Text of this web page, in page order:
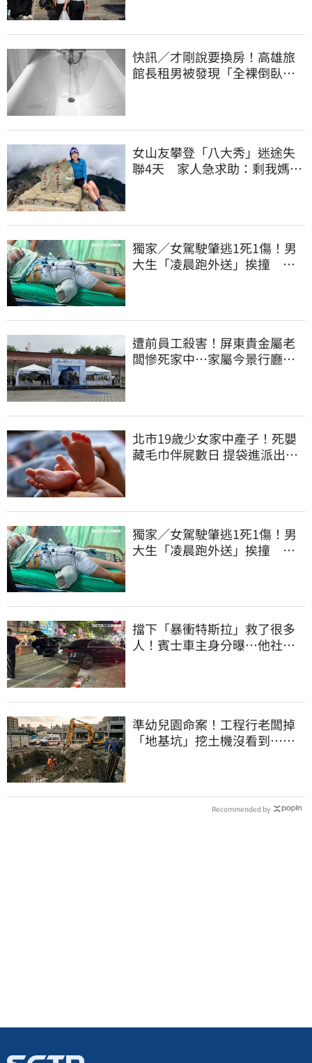
快訊／才剛說要換房！高雄旅
館長租男被發現「全裸倒臥浴
女山友攀登「八大秀」迷途失
聯4天 家人急求助：剩我媽還
獨家／女駕駛肇逃1死1傷！男
大生「凌晨跑外送」挨撞 媽
遭前員工殺害！屏東貴金屬老
闆慘死家中…家屬今景行廳低
北市19歲少女家中產子！死嬰
藏毛巾伴屍數日 提袋進派出所
獨家／女駕駛肇逃1死1傷！男
大生「凌晨跑外送」挨撞 媽
擋下「暴衝特斯拉」救了很多
人！賓士車主身分曝…他社群
準幼兒園命案！工程行老闆掉
「地基坑」挖土機沒看到…下
Recommended by